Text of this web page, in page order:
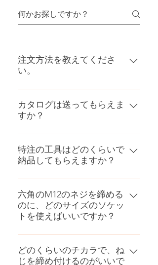
注文方法を教えてくださ
い。
代理店一覧からご購入できますの
で、お気軽にご相談ください。変
わらぬご愛顧のほど宜しくお願い
カタログは送ってもらえま
すか？
カタログの発送サービスは行って
おりません。ホームページ内に電
子カタログがありますので、ダウ
特注の工具はどのくらいで
納品してもらえますか？
作製品によりますが、原則２ヶ月
で納品しております。見積書に期
日を記載します。
六角のM12のネジを締める
のに、どのサイズのソケッ
トを使えばいいですか？
代表的なM12の六角ボルト・ナッ
トには、標準・小型・高力などが
あり、それぞれ六角二面幅が異な
どのくらいのチカラで、ね
じを締め付けるのがいいで